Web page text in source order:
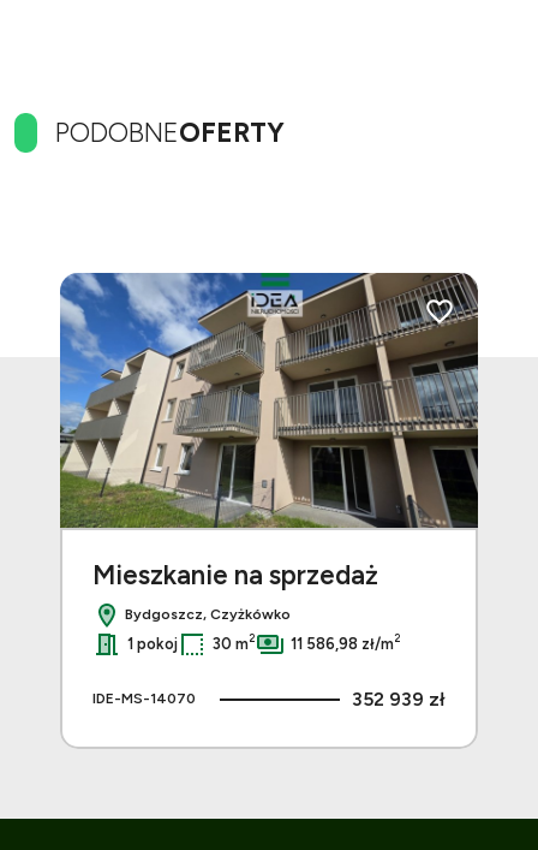
PODOBNEOFERTY
Dodaj do ulubionych Dodaj do
Mieszkanie na sprzedaż
Bydgoszcz, Czyżkówko
1 pokoj 30 m2 11 586,98 zł/m2
IDE-MS-14070 352 939 zł